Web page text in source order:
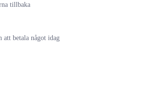
tillbaka
att betala något idag